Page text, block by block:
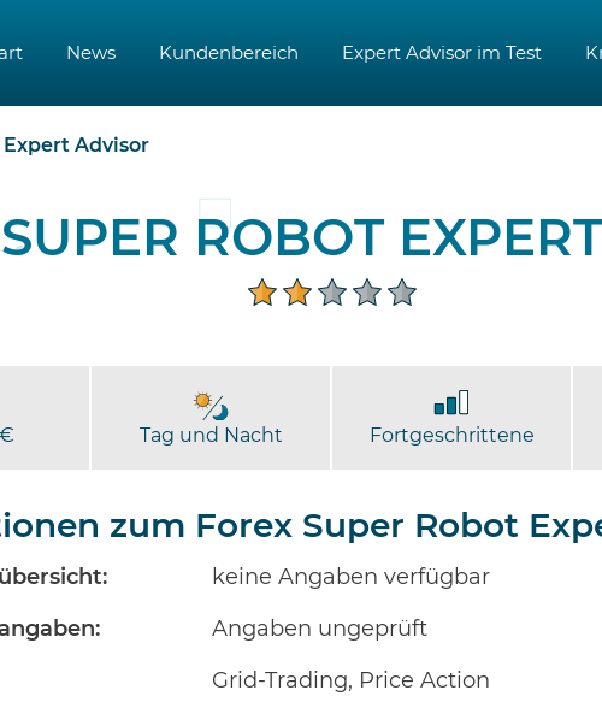
News Kundenbereich Expert Advisor im Test
Expert Advisor
ROBOT
Tag und Nacht Fortgeschrittene
zum Forex Super Robot
keine Angaben verfügbar
Angaben ungeprüft
Grid-Trading, Price Action